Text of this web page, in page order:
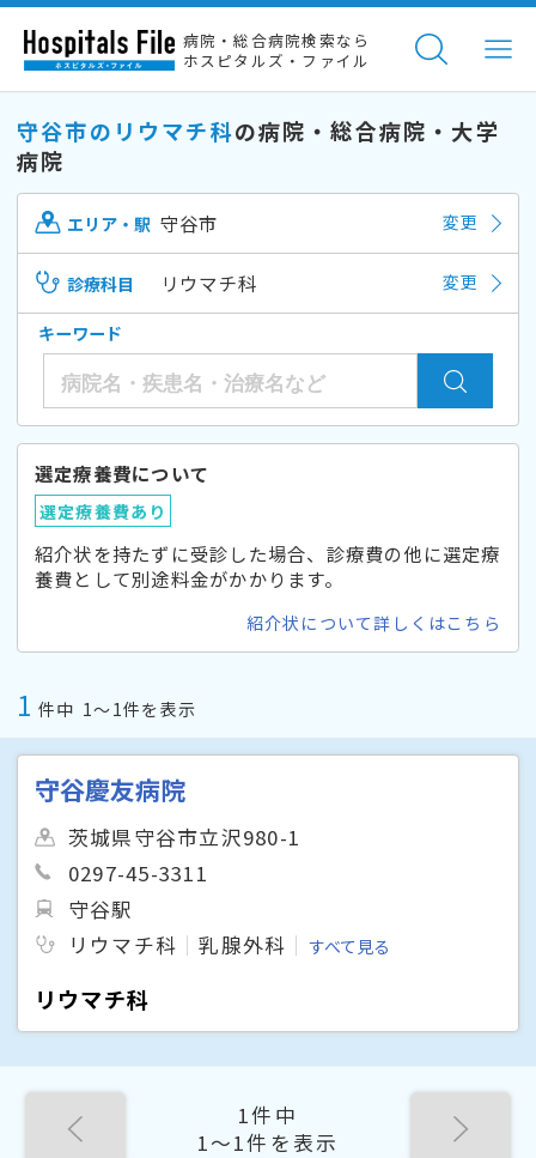
病院・総合病院検索なら
ホスピタルズ・ファイル
守谷市のリウマチ科の病院・総合病院・大学
病院
エリア・駅 守谷市 変更
診療科目 リウマチ科 変更
キーワード
選定療養費について
選定療養費あり
紹介状を持たずに受診した場合、診療費の他に選定療
養費として別途料金がかかります。
紹介状について詳しくはこちら
1 件中 1〜1件を表示
守谷慶友病院
茨城県守谷市立沢980-1
0297-45-3311
守谷駅
リウマチ科
乳腺外科 すべて見る
リウマチ科
1件中
1〜1件を表示